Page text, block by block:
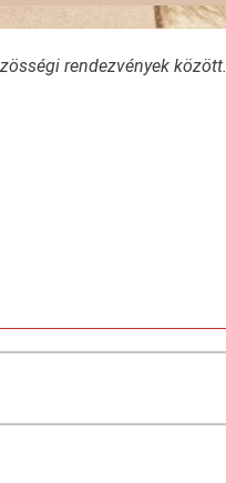
rendezvények között.